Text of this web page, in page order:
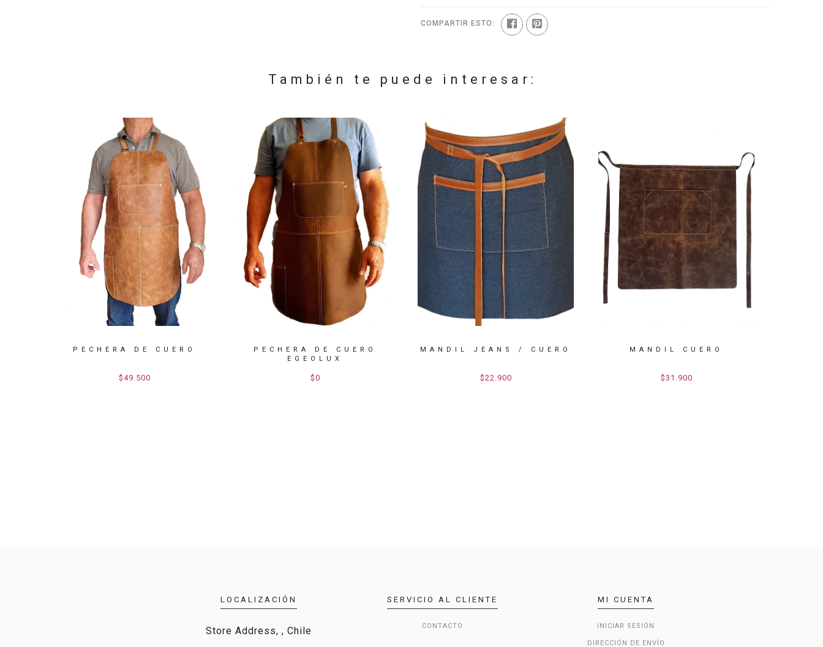
COMPARTIR ESTO:
También te puede interesar:
PECHERA DE CUERO
$49.500
PECHERA DE CUERO
EGEOLUX
$0
MANDIL JEANS / CUERO
$22.900
MANDIL CUERO
$31.900
LOCALIZACIÓN
Store Address, , Chile
SERVICIO AL CLIENTE
CONTACTO
MI CUENTA
INICIAR SESIÓN
DIRECCIÓN DE ENVÍO